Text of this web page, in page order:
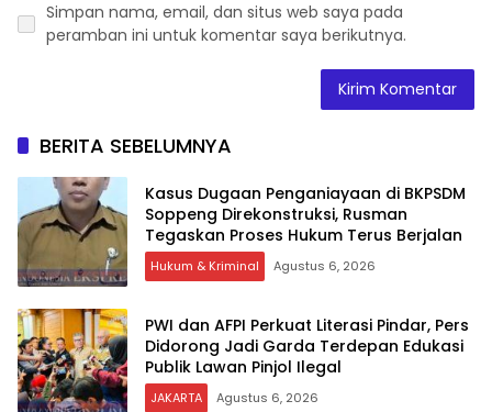
Simpan nama, email, dan situs web saya pada
peramban ini untuk komentar saya berikutnya.
BERITA SEBELUMNYA
Kasus Dugaan Penganiayaan di BKPSDM
Soppeng Direkonstruksi, Rusman
Tegaskan Proses Hukum Terus Berjalan
Hukum & Kriminal Agustus 6, 2026
PWI dan AFPI Perkuat Literasi Pindar, Pers
Didorong Jadi Garda Terdepan Edukasi
Publik Lawan Pinjol Ilegal
JAKARTA Agustus 6, 2026